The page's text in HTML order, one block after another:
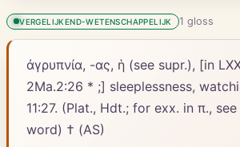
VERGELIJKEND-WETENSCHAPPELIJK 1 gloss
ἀγρυπνία, -ας, ἡ (see supr.), [in
2Ma.2:26 * ;] sleeplessness,
11:27. (Plat., Hdt.; for exx. in π.,
word) † (AS)